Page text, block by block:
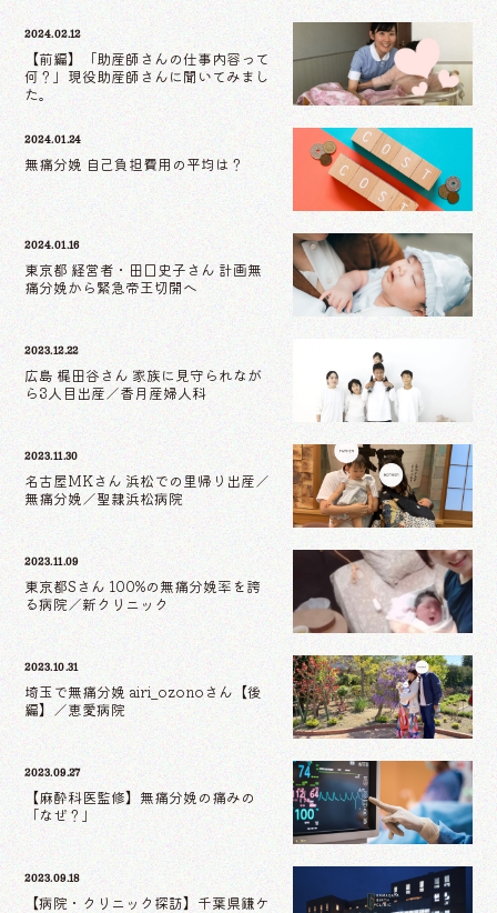
2024.02.12
【前編】「助産師さんの仕事内容って
何？」現役助産師さんに聞いてみまし
た。
2024.01.24
無痛分娩 自己負担費用の平均は？
2024.01.16
東京都 経営者・田口史子さん 計画無
痛分娩から緊急帝王切開へ
2023.12.22
広島 梶田谷さん 家族に見守られなが
ら3人目出産／香月産婦人科
2023.11.30
名古屋MKさん 浜松での里帰り出産／
無痛分娩／聖隷浜松病院
2023.11.09
東京都Sさん 100%の無痛分娩率を誇
る病院／新クリニック
2023.10.31
埼玉で無痛分娩 airi_ozonoさん【後
編】／恵愛病院
2023.09.27
【麻酔科医監修】無痛分娩の痛みの
「なぜ？」
2023.09.18
【病院・クリニック探訪】千葉県鎌ケ